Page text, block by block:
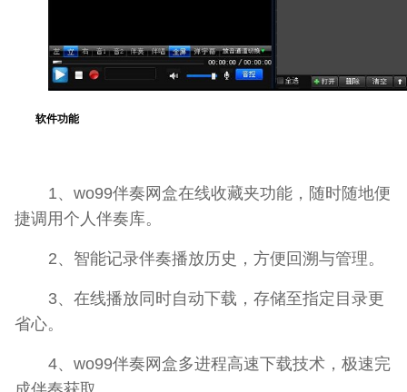
软件功能
1、wo99伴奏网盒在线收藏夹功能，随时随地便
捷调用个人伴奏库。
2、智能记录伴奏播放历史，方便回溯与管理。
3、在线播放同时自动下载，存储至指定目录更
省心。
4、wo99伴奏网盒多进程高速下载技术，极速完